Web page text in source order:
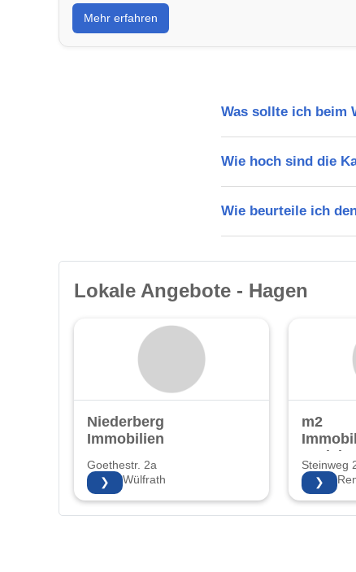
Mehr erfahren
Was sollte ich beim
Wie hoch sind die
Wie beurteile ich
Lokale Angebote - Hagen
Niederberg
Immobilien
Goethestr. 2a
42489 Wülfrath
❯
m2
KG
Steinweg
42853
❯